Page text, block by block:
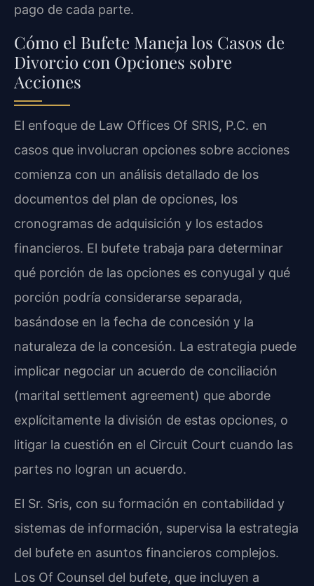
pago de cada parte.
Cómo el Bufete Maneja los Casos de
Divorcio con Opciones sobre
Acciones
El enfoque de Law Offices Of SRIS, P.C. en
casos que involucran opciones sobre acciones
comienza con un análisis detallado de los
documentos del plan de opciones, los
cronogramas de adquisición y los estados
financieros. El bufete trabaja para determinar
qué porción de las opciones es conyugal y qué
porción podría considerarse separada,
basándose en la fecha de concesión y la
naturaleza de la concesión. La estrategia puede
implicar negociar un acuerdo de conciliación
(marital settlement agreement) que aborde
explícitamente la división de estas opciones, o
litigar la cuestión en el Circuit Court cuando las
partes no logran un acuerdo.
El Sr. Sris, con su formación en contabilidad y
sistemas de información, supervisa la estrategia
del bufete en asuntos financieros complejos.
Los Of Counsel del bufete, que incluyen a